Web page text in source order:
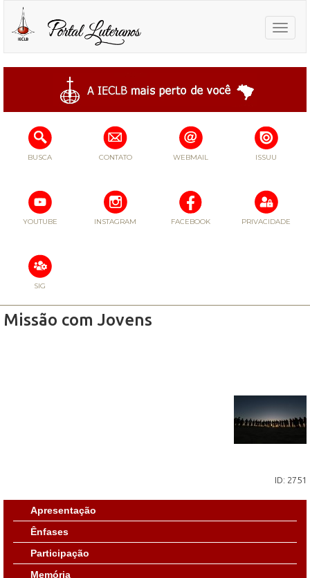
Toggle
BUSCA CONTATO WEBMAIL ISSUU
YOUTUBE INSTAGRAM FACEBOOK PRIVACIDADE
SIG
Missão com Jovens
ID: 2751
Apresentação
Ênfases
Participação
Memória